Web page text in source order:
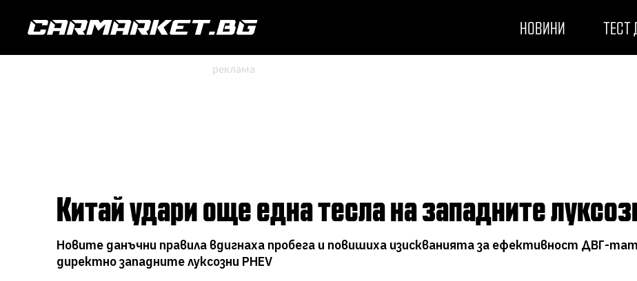
НОВИНИ ТЕСТ
Китай удари още една тесла на западните
Новите данъчни правила вдигнаха пробега и повишиха изискванията за ефективност ДВГ-
директно западните луксозни PHEV